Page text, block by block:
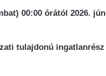
00:00 órától 2026.
tulajdonú